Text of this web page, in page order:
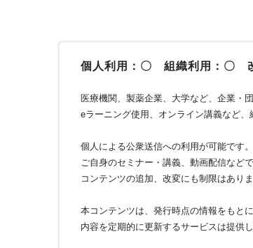
個人利用：〇 組織利用：〇
医療機関、製薬企業、大学など、企業・
eラーニング使用、オンライン講義など、
個人による公衆送信への利用が可能です。
ご自身のセミナー・講義、動画配信など
コンテンツの追加、改変にも制限はありま
本コンテンツは、発行時点の情報をもと
内容を定期的に更新するサービスは提供